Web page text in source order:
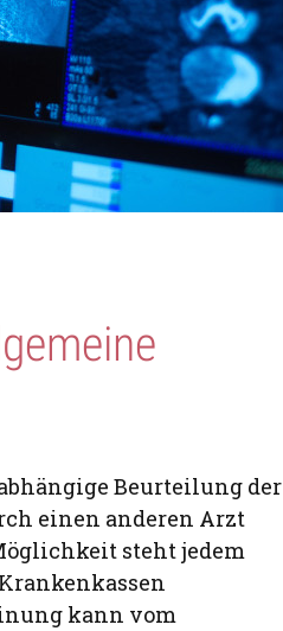
Beurteilung der
einen anderen Arzt
steht jedem
kann vom